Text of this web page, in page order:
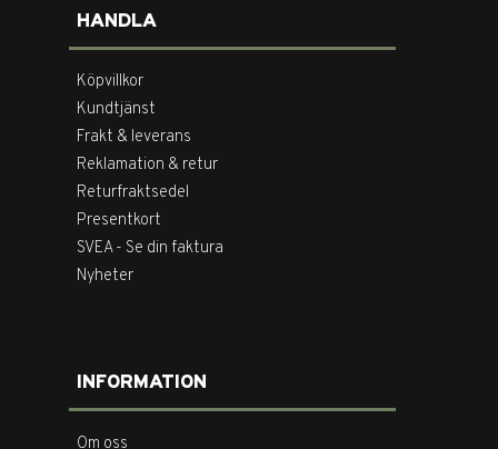
HANDLA
Köpvillkor
Kundtjänst
Frakt & leverans
Reklamation & retur
Returfraktsedel
Presentkort
SVEA - Se din faktura
Nyheter
INFORMATION
Om oss